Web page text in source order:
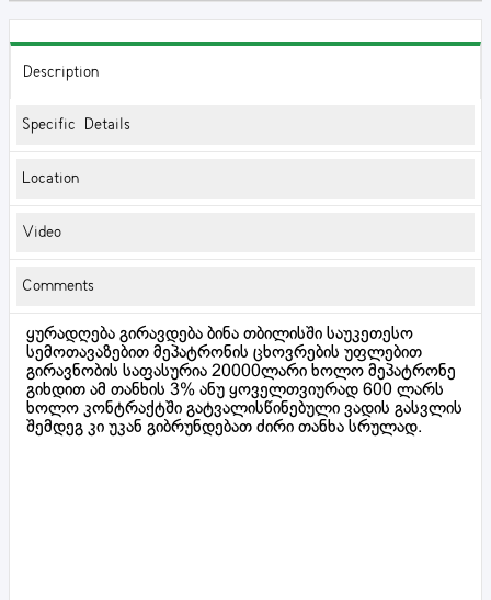
Description
Specific Details
Location
Video
Comments
ყურადღება გირავდება ბინა თბილისში საუკეთესო
სემოთავაზებით მეპატრონის ცხოვრების უფლებით
გირავნობის საფასურია 20000ლარი ხოლო მეპატრონე
გიხდით ამ თანხის 3% ანუ ყოველთვიურად 600 ლარს
ხოლო კონტრაქტში გატვალისწინებული ვადის გასვლის
შემდეგ კი უკან გიბრუნდებათ ძირი თანხა სრულად.